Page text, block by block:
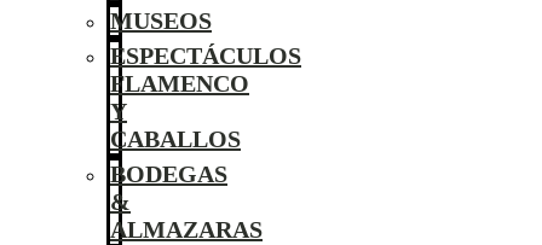
MUSEOS
ESPECTÁCULOS
FLAMENCO
Y
CABALLOS
BODEGAS
&
ALMAZARAS